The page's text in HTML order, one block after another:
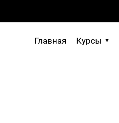
Главная Курсы